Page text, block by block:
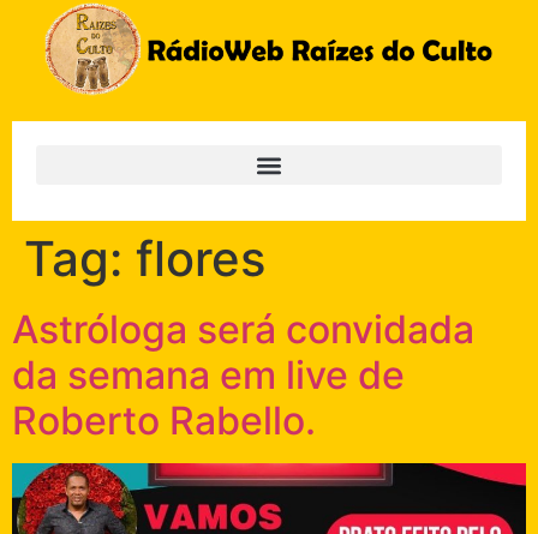
Tag: flores
Astróloga será convidada
da semana em live de
Roberto Rabello.